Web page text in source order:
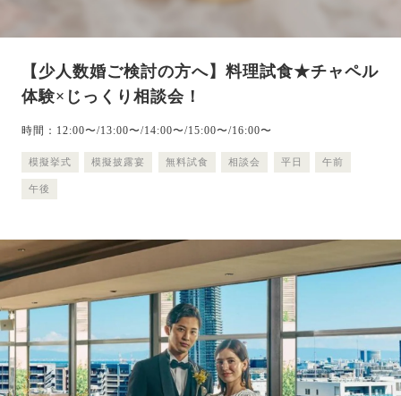
【少人数婚ご検討の方へ】料理試食★チャペル
体験×じっくり相談会！
時間：12:00〜/13:00〜/14:00〜/15:00〜/16:00〜
模擬挙式 模擬披露宴 無料試食 相談会 平日 午前
午後